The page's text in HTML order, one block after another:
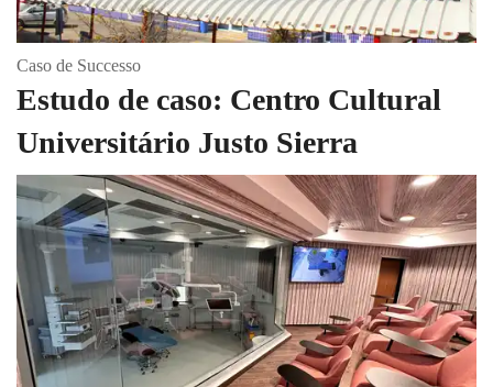
Caso de Successo
Estudo de caso: Centro Cultural
Universitário Justo Sierra